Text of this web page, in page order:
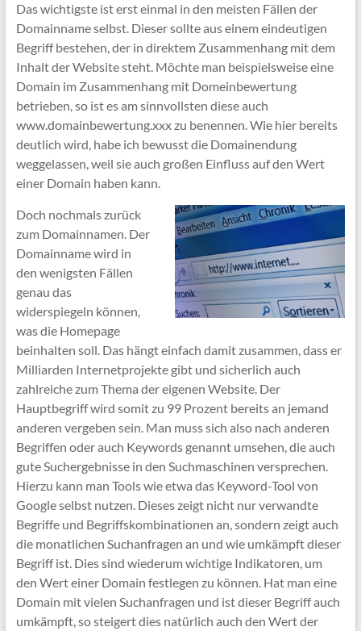
Das wichtigste ist erst einmal in den meisten Fällen der
Domainname selbst. Dieser sollte aus einem eindeutigen
Begriff bestehen, der in direktem Zusammenhang mit dem
Inhalt der Website steht. Möchte man beispielsweise eine
Domain im Zusammenhang mit Domeinbewertung
betrieben, so ist es am sinnvollsten diese auch
www.domainbewertung.xxx zu benennen. Wie hier bereits
deutlich wird, habe ich bewusst die Domainendung
weggelassen, weil sie auch großen Einfluss auf den Wert
einer Domain haben kann.
Doch nochmals zurück
zum Domainnamen. Der
Domainname wird in
den wenigsten Fällen
genau das
widerspiegeln können,
was die Homepage
beinhalten soll. Das hängt einfach damit zusammen, dass er
Milliarden Internetprojekte gibt und sicherlich auch
zahlreiche zum Thema der eigenen Website. Der
Hauptbegriff wird somit zu 99 Prozent bereits an jemand
anderen vergeben sein. Man muss sich also nach anderen
Begriffen oder auch Keywords genannt umsehen, die auch
gute Suchergebnisse in den Suchmaschinen versprechen.
Hierzu kann man Tools wie etwa das Keyword-Tool von
Google selbst nutzen. Dieses zeigt nicht nur verwandte
Begriffe und Begriffskombinationen an, sondern zeigt auch
die monatlichen Suchanfragen an und wie umkämpft dieser
Begriff ist. Dies sind wiederum wichtige Indikatoren, um
den Wert einer Domain festlegen zu können. Hat man eine
Domain mit vielen Suchanfragen und ist dieser Begriff auch
umkämpft, so steigert dies natürlich auch den Wert der